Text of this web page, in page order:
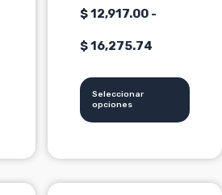
$12,917.00 -
$16,275.74
Seleccionar
opciones
la
página
producto